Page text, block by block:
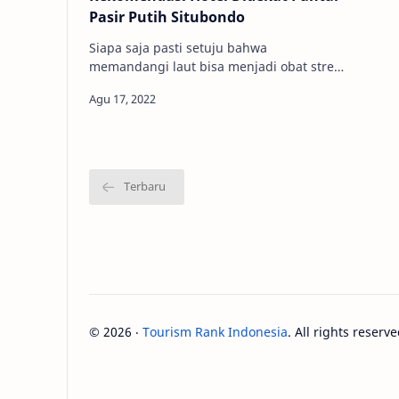
Pasir Putih Situbondo
Siapa saja pasti setuju bahwa
memandangi laut bisa menjadi obat stress
semua orang pasti tidak pernah bosan
© 2026 ‧ Tourism Rank Indonesia. All rights